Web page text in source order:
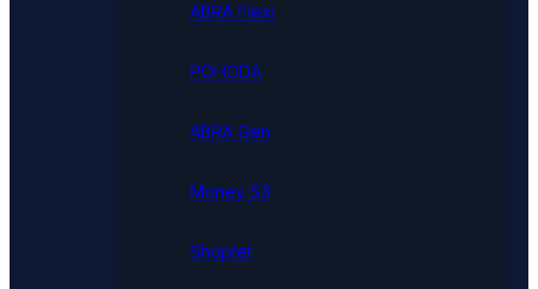
ABRA Flexi
POHODA
ABRA Gen
Money S3
Shoptet